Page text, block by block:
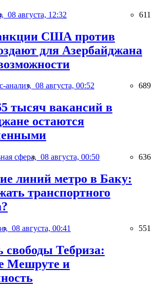
08 августа, 12:32 611
США против
для Азербайджана
анализ, 08 августа, 00:52 689
тысяч вакансий в
остаются
сфера, 08 августа, 00:50 636
линий метро в Баку:
транспортного
08 августа, 00:41 551
свободы Тебриза:
Мешруте и